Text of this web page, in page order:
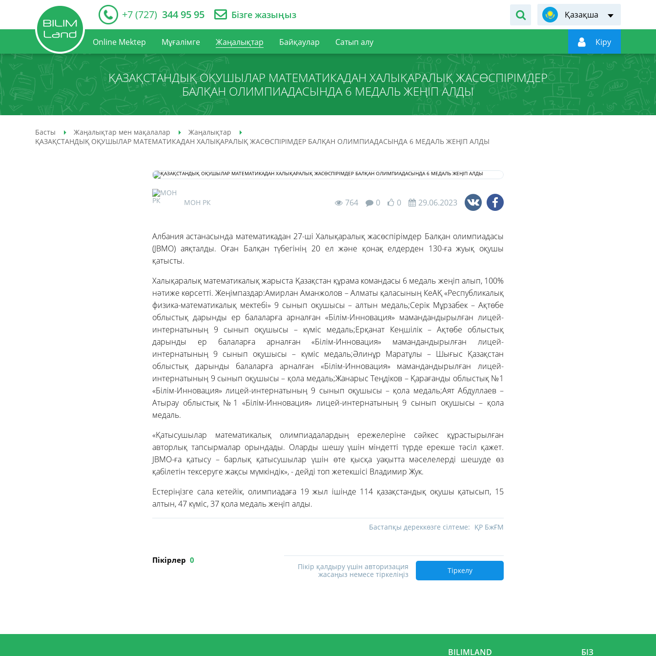
+7 (727) 344 95 95 Бізге жазыңыз Қазақша
Online Mektep Мұғалімге Жаңалықтар Байқаулар Сатып алу  Кiру
ҚАЗАҚСТАНДЫҚ ОҚУШЫЛАР МАТЕМАТИКАДАН ХАЛЫҚАРАЛЫҚ ЖАСӨСПІРІМДЕР
БАЛҚАН ОЛИМПИАДАСЫНДА 6 МЕДАЛЬ ЖЕҢІП АЛДЫ
Басты Жаңалықтар мен мақалалар
Жаңалықтар
ҚАЗАҚСТАНДЫҚ ОҚУШЫЛАР МАТЕМАТИКАДАН ХАЛЫҚАРАЛЫҚ ЖАСӨСПІРІМДЕР БАЛҚАН ОЛИМПИАДАСЫНДА 6 МЕДАЛЬ ЖЕҢІП АЛДЫ
МОН РК 764 0 0 29.06.2023
Албания астанасында математикадан 27-ші Халықаралық жасөспірімдер Балқан олимпиадасы
(JBMO) аяқталды. Оған Балқан түбегінің 20 ел және қонақ елдерден 130-ға жуық оқушы
қатысты.
Халықаралық математикалық жарыста Қазақстан құрама командасы 6 медаль жеңіп алып, 100%
нәтиже көрсетті. Жеңімпаздар:Амирлан Аманжолов – Алматы қаласының КеАҚ «Республикалық
физика-математикалық мектебі» 9 сынып оқушысы – алтын медаль;Серік Мұрзабек – Ақтөбе
облыстық дарынды ер балаларға арналған «Білім-Инновация» мамандандырылған лицей-
интернатының 9 сынып оқушысы – күміс медаль;Ерқанат Кеңшілік – Ақтөбе облыстық
дарынды ер балаларға арналған «Білім-Инновация» мамандандырылған лицей-
интернатының 9 сынып оқушысы – күміс медаль;Әлинұр Маратұлы – Шығыс Қазақстан
облыстық дарынды балаларға арналған «Білім-Инновация» мамандандырылған лицей-
интернатының 9 сынып оқушысы – қола медаль;Жанарыс Теңдіков – Қарағанды облыстық №1
«Білім-Инновация» лицей-интернатының 9 сынып оқушысы – қола медаль;Аят Абдуллаев –
Атырау облыстық №1 «Білім-Инновация» лицей-интернатының 9 сынып оқушысы – қола
медаль.
«Қатысушылар математикалық олимпиадалардың ережелеріне сәйкес құрастырылған
авторлық тапсырмалар орындады. Оларды шешу үшін міндетті түрде ерекше тәсіл қажет.
JBMO-ға қатысу – барлық қатысушылар үшін өте қысқа уақытта мәселелерді шешуде өз
қабілетін тексеруге жақсы мүмкіндік», - дейді топ жетекшісі Владимир Жук.
Естеріңізге сала кетейік, олимпиадаға 19 жыл ішінде 114 қазақстандық оқушы қатысып, 15
алтын, 47 күміс, 37 қола медаль жеңіп алды.
Бастапқы дереккөзге сілтеме: ҚР БжҒМ
Пікірлер 0
Пікір қалдыру үшін авторизация
жасаңыз немесе тіркеліңіз
Тіркелу
BILIMLAND БІЗ